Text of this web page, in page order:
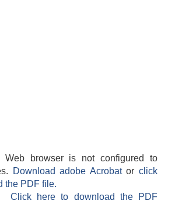
Web browser is not configured to
Download adobe Acrobatorclick
the PDF file.
Click here to download the PDF